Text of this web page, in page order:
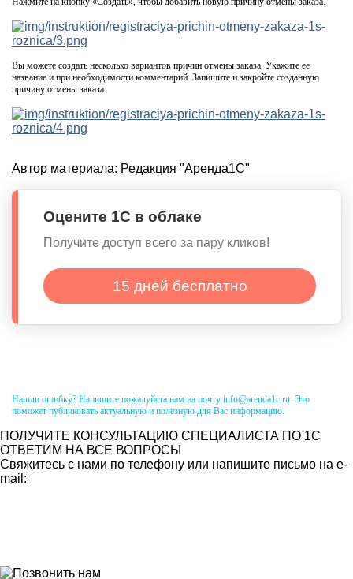
Вы можете создать несколько вариантов причин отмены заказа. Укажите ее
название и при необходимости комментарий. Запишите и закройте созданную
причину отмены заказа.
Автор материала: Редакция "Аренда1С"
Оцените 1С в облаке
Получите доступ всего за пару кликов!
15 дней бесплатно
Нашли ошибку? Напишите пожалуйста нам на почту info@arenda1c.ru. Это
поможет публиковать актуальную и полезную для Вас информацию.
ПОЛУЧИТЕ КОНСУЛЬТАЦИЮ СПЕЦИАЛИСТА ПО 1С
ОТВЕТИМ НА ВСЕ ВОПРОСЫ
Свяжитесь с нами по телефону или напишите письмо на e-
mail: